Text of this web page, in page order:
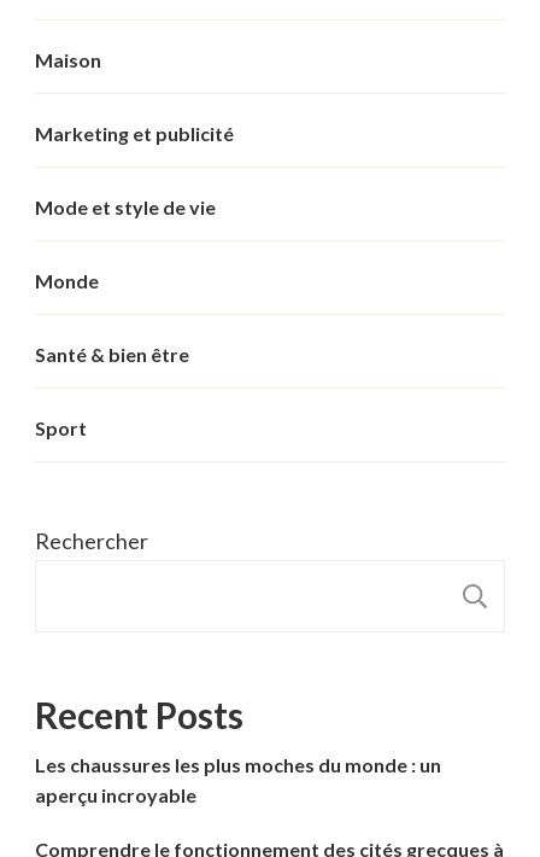
Maison
Marketing et publicité
Mode et style de vie
Monde
Santé & bien être
Sport
Rechercher
Recent Posts
Les chaussures les plus moches du monde : un
aperçu incroyable
Comprendre le fonctionnement des cités grecques à